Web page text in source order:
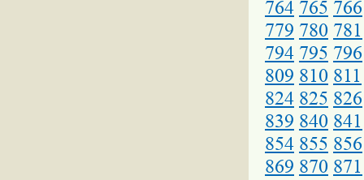
764 765 766
779 780 781
794 795 796
809 810 811
824 825 826
839 840 841
854 855 856
869 870 871